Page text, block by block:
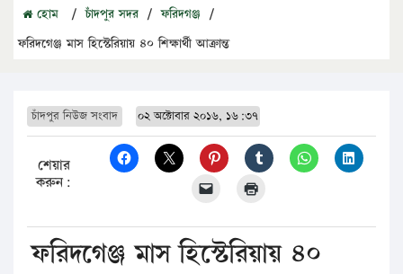
হোম / চাঁদপুর সদর / ফরিদগঞ্জ /
ফরিদগেঞ্জ মাস হিস্টেরিয়ায় ৪০ শিক্ষার্থী আক্রান্ত
চাঁদপুর নিউজ সংবাদ ০২ অক্টোবার ২০১৬, ১৬:৩৭
শেয়ার
করুন:
ফরিদগেঞ্জ মাস হিস্টেরিয়ায় ৪০